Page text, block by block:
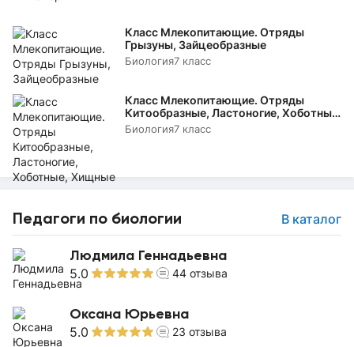
Класс Млекопитающие. Отряды
Грызуны, Зайцеобразные
Биология7 класс
Класс Млекопитающие. Отряды
Китообразные, Ластоногие, Хоботные,
Хищные
Биология7 класс
Педагоги по биологии В каталог
Людмила Геннадьевна
5.0 44 отзыва
Оксана Юрьевна
5.0 23 отзыва